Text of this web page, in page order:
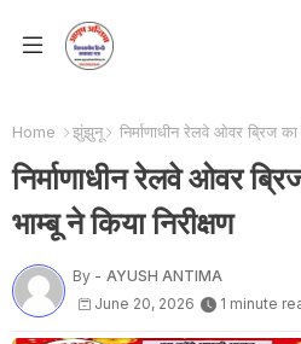
Home झुंझुनू निर्माणाधीन रेलवे ओवर ब्रिज
निर्माणाधीन रेलवे ओवर
भाम्बू ने किया निरीक्षण
By - AYUSH ANTIMA
June 20, 2026
1 minute